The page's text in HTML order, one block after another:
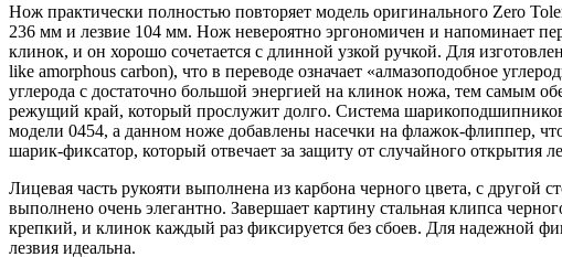
Нож практически полностью повторяет модель оригинального Zero
236 мм и лезвие 104 мм. Нож невероятно эргономичен и напоминает
клинок, и он хорошо сочетается с длинной узкой ручкой. Для
like amorphous carbon), что в переводе означает «алмазоподобное
углерода с достаточно большой энергией на клинок ножа, тем самым
режущий край, который прослужит долго. Система
модели 0454, а данном ноже добавлены насечки на флажок-флиппер,
шарик-фиксатор, который отвечает за защиту от случайного открытия
Лицевая часть рукояти выполнена из карбона черного цвета, с другой
выполнено очень элегантно. Завершает картину стальная клипса
крепкий, и клинок каждый раз фиксируется без сбоев. Для надежной
лезвия идеальна.